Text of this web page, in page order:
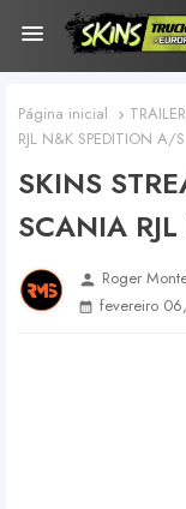
Página inicial TRAILER
RJL N&K SPEDITION A/S
SKINS
SCANIA
person Roger
fevereiro